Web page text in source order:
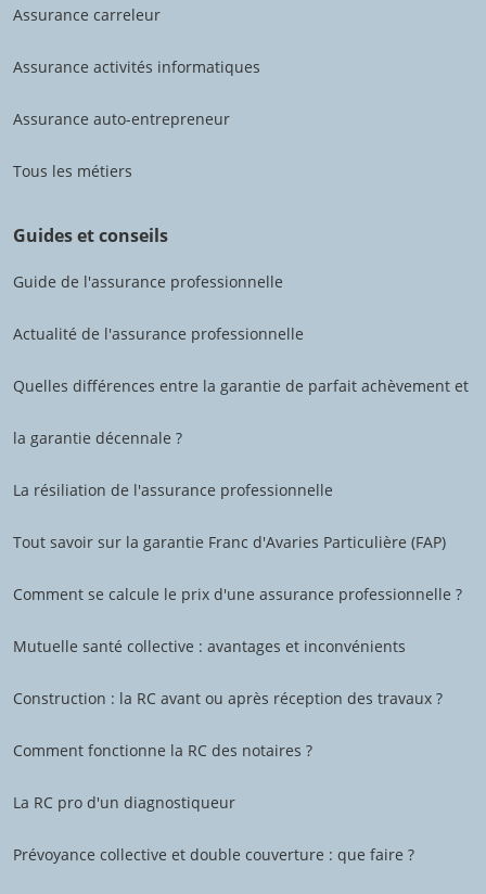
Assurance carreleur
Assurance activités informatiques
Assurance auto-entrepreneur
Tous les métiers
Guides et conseils
Guide de l'assurance professionnelle
Actualité de l'assurance professionnelle
Quelles différences entre la garantie de parfait achèvement et
la garantie décennale ?
La résiliation de l'assurance professionnelle
Tout savoir sur la garantie Franc d'Avaries Particulière (FAP)
Comment se calcule le prix d'une assurance professionnelle ?
Mutuelle santé collective : avantages et inconvénients
Construction : la RC avant ou après réception des travaux ?
Comment fonctionne la RC des notaires ?
La RC pro d'un diagnostiqueur
Prévoyance collective et double couverture : que faire ?